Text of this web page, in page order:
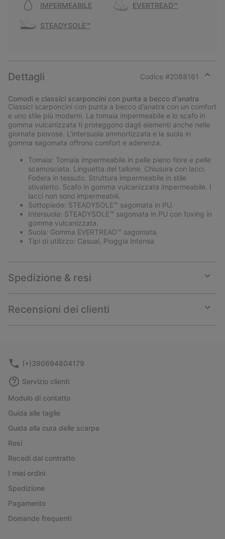
IMPERMEABILE EVERTREAD™
STEADYSOLE™
Dettagli Codice #2088161
section
Comodi e classici scarponcini con punta a becco d'anatra
Classici scarponcini con punta a becco d’anatra con un comfort
e uno stile più moderni. La tomaia impermeabile e lo scafo in
gomma vulcanizzata ti proteggono dagli elementi anche nelle
giornate piovose. L’intersuola ammortizzata e la suola in
gomma sagomata offrono comfort e aderenza.
Tomaia: Tomaia impermeabile in pelle pieno fiore e pelle
scamosciata. Linguetta del tallone. Chiusura con lacci.
Fodera in tessuto. Struttura impermeabile in stile
stivaletto. Scafo in gomma vulcanizzata impermeabile. I
lacci non sono impermeabili.
Sottopiede: STEADYSOLE™ sagomata in PU.
Intersuola: STEADYSOLE™ sagomata in PU con foxing in
gomma vulcanizzata.
Suola: Gomma EVERTREAD™ sagomata.
Tipi di utilizzo: Casual, Pioggia Intensa
Spedizione & resi
or
Recensioni dei clienti
or
(+)390694804179
Servizio clienti
Modulo di contatto
Guida alle taglie
Guida alla cura delle scarpe
Resi
Recedi dal contratto
I miei ordini
Spedizione
Pagamento
Domande frequenti